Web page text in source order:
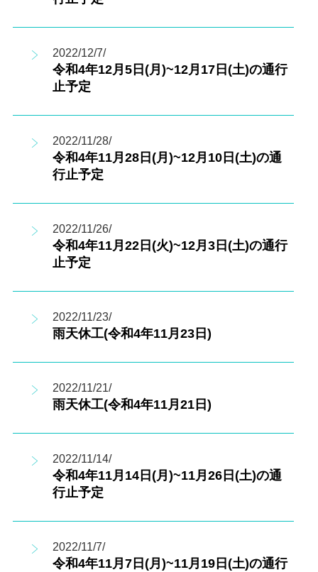
2022/12/7/
令和4年12月5日(月)~12月17日(土)の通行
止予定
2022/11/28/
令和4年11月28日(月)~12月10日(土)の通
行止予定
2022/11/26/
令和4年11月22日(火)~12月3日(土)の通行
止予定
2022/11/23/
雨天休工(令和4年11月23日)
2022/11/21/
雨天休工(令和4年11月21日)
2022/11/14/
令和4年11月14日(月)~11月26日(土)の通
行止予定
2022/11/7/
令和4年11月7日(月)~11月19日(土)の通行